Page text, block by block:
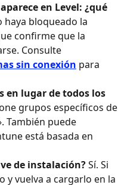
en Level: ¿qué
haya bloqueado la
confirme que la
Consulte
sin conexión para
en lugar de todos los
grupos específicos de
También puede
está basada en
de instalación? Sí. Si
y vuelva a cargarlo en la